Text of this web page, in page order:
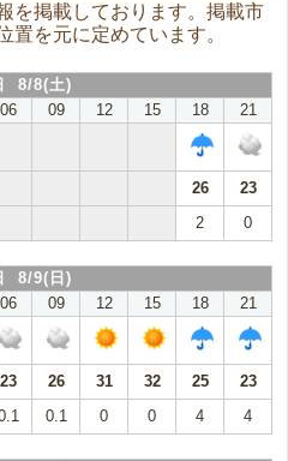
を掲載しております。掲載市
置を元に定めています。
8/8(土)
06 09 12 15 18
21
26
23
2 0
8/9(日)
06 09 12 15 18
21
23 26 31 32 25
23
0.1 0 0 4 4